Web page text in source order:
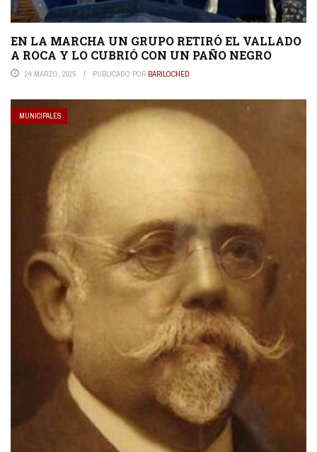
EN LA MARCHA UN GRUPO RETIRÓ EL VALLADO
A ROCA Y LO CUBRIÓ CON UN PAÑO NEGRO
24 MARZO, 2025 PUBLICADO POR BARILOCHED
MUNICIPALES